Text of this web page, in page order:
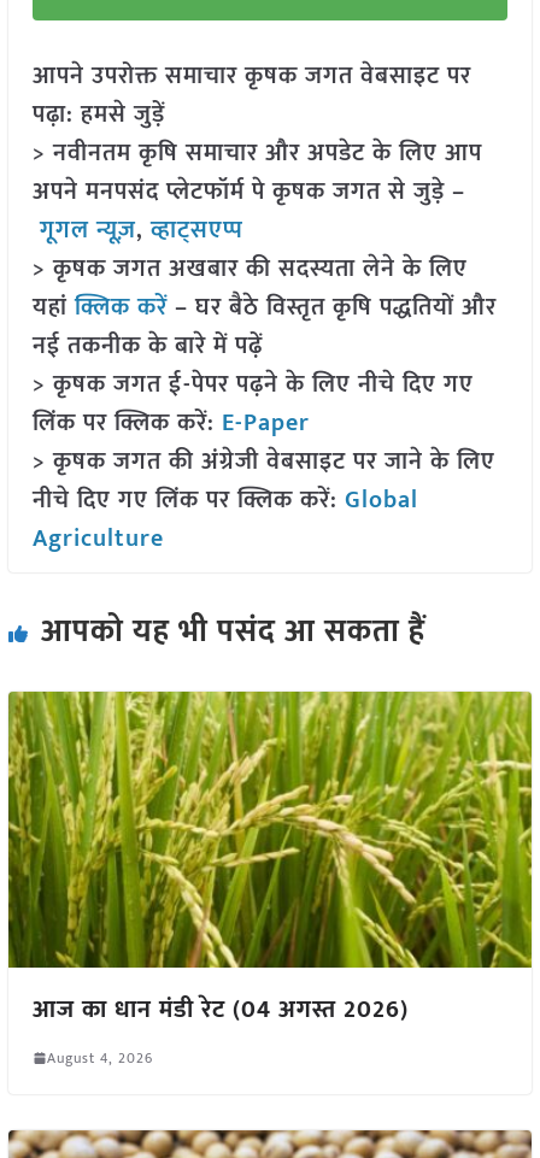
आपने उपरोक्त समाचार कृषक जगत वेबसाइट पर
पढ़ा: हमसे जुड़ें
> नवीनतम कृषि समाचार और अपडेट के लिए आप
अपने मनपसंद प्लेटफॉर्म पे कृषक जगत से जुड़े –
गूगल न्यूज़,व्हाट्सएप्प
> कृषक जगत अखबार की सदस्यता लेने के लिए
यहांक्लिक करें– घर बैठे विस्तृत कृषि पद्धतियों और
नई तकनीक के बारे में पढ़ें
> कृषक जगत ई-पेपर पढ़ने के लिए नीचे दिए गए
लिंक पर क्लिक करें: E-Paper
> कृषक जगत की अंग्रेजी वेबसाइट पर जाने के लिए
नीचे दिए गए लिंक पर क्लिक करें: Global
Agriculture
आपको यह भी पसंद आ सकता हैं
आज का धान मंडी रेट (04 अगस्त 2026)
August 4, 2026